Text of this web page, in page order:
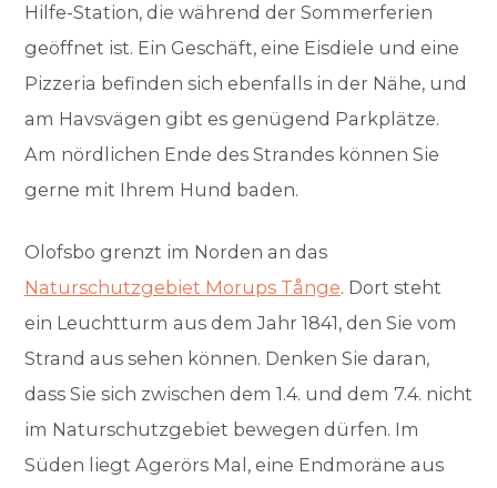
Hilfe-Station, die während der Sommerferien
geöffnet ist. Ein Geschäft, eine Eisdiele und eine
Pizzeria befinden sich ebenfalls in der Nähe, und
am Havsvägen gibt es genügend Parkplätze.
Am nördlichen Ende des Strandes können Sie
gerne mit Ihrem Hund baden.
Olofsbo grenzt im Norden an das
Naturschutzgebiet Morups Tånge. Dort steht
ein Leuchtturm aus dem Jahr 1841, den Sie vom
Strand aus sehen können. Denken Sie daran,
dass Sie sich zwischen dem 1.4. und dem 7.4. nicht
im Naturschutzgebiet bewegen dürfen. Im
Süden liegt Agerörs Mal, eine Endmoräne aus